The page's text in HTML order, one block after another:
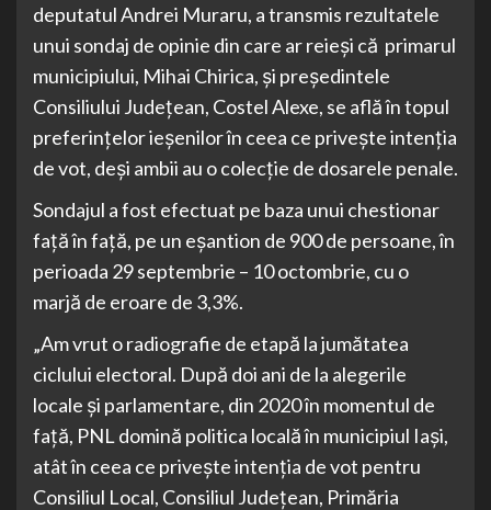
deputatul Andrei Muraru, a transmis rezultatele
unui sondaj de opinie din care ar reieși că primarul
municipiului, Mihai Chirica, şi preşedintele
Consiliului Judeţean, Costel Alexe, se află în topul
preferinţelor ieşenilor în ceea ce priveşte intenţia
de vot, deși ambii au o colecție de dosarele penale.
Sondajul a fost efectuat pe baza unui chestionar
faţă în faţă, pe un eşantion de 900 de persoane, în
perioada 29 septembrie – 10 octombrie, cu o
marjă de eroare de 3,3%.
„Am vrut o radiografie de etapă la jumătatea
ciclului electoral. După doi ani de la alegerile
locale şi parlamentare, din 2020 în momentul de
faţă, PNL domină politica locală în municipiul Iaşi,
atât în ceea ce priveşte intenţia de vot pentru
Consiliul Local, Consiliul Judeţean, Primăria